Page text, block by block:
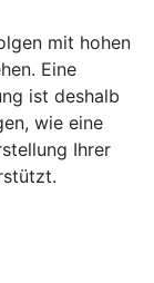
mit hohen
Eine
ist deshalb
wie eine
Ihrer